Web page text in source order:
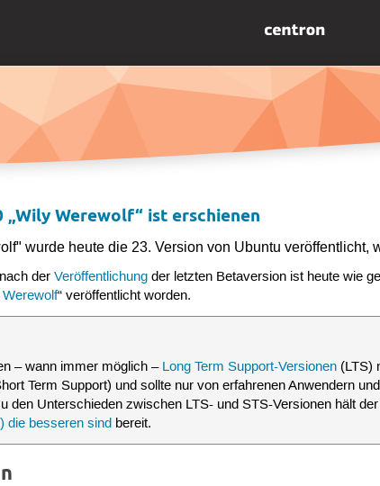
„Wily Werewolf“ ist erschienen
wurde heute die 23. Version von Ubuntu
derVeröffentlichung der letzten Betaversion ist heute wie
“ veröffentlicht worden.
– wann immer möglich – Long Term Support-Versionen (LTS)
Term Support) und sollte nur von erfahrenen Anwendern
den Unterschieden zwischen LTS- und STS-Versionen hält
die besseren sind bereit.